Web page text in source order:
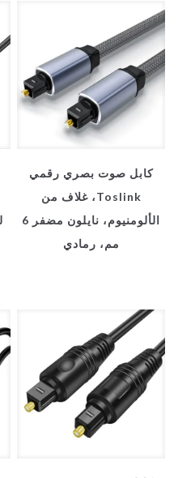
كابل صوت بصري رقمي
Toslink، غلاف من
الألومنيوم، نايلون مضفر 6
مم، رمادي